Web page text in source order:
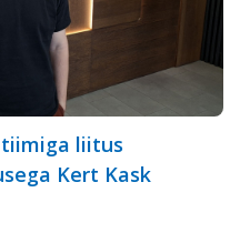
liitus
Kert Kask